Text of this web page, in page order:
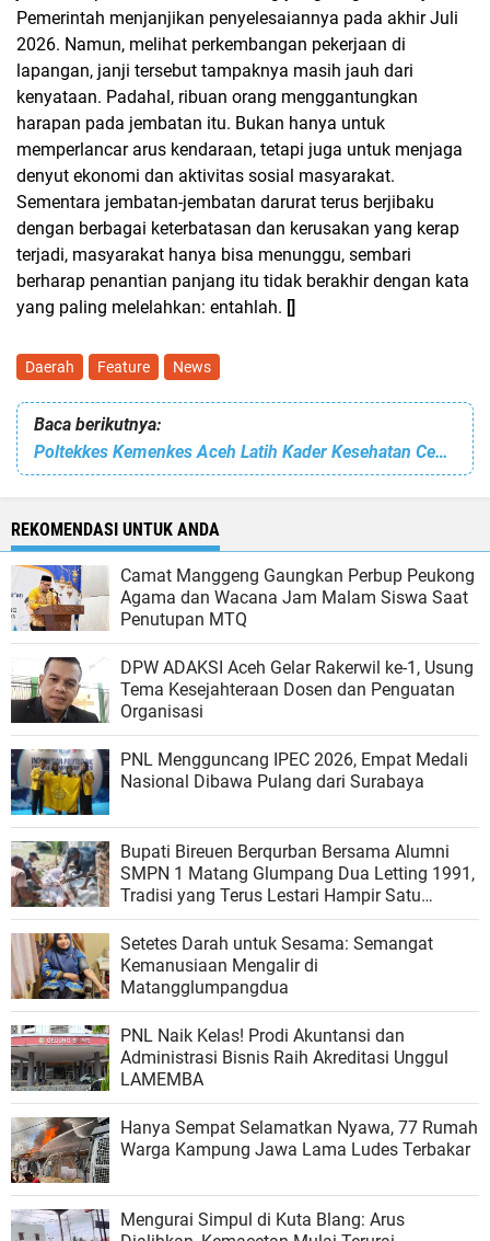
Pemerintah menjanjikan penyelesaiannya pada akhir Juli
2026. Namun, melihat perkembangan pekerjaan di
lapangan, janji tersebut tampaknya masih jauh dari
kenyataan. Padahal, ribuan orang menggantungkan
harapan pada jembatan itu. Bukan hanya untuk
memperlancar arus kendaraan, tetapi juga untuk menjaga
denyut ekonomi dan aktivitas sosial masyarakat.
Sementara jembatan-jembatan darurat terus berjibaku
dengan berbagai keterbatasan dan kerusakan yang kerap
terjadi, masyarakat hanya bisa menunggu, sembari
berharap penantian panjang itu tidak berakhir dengan kata
yang paling melelahkan: entahlah. []
Daerah Feature News
Baca berikutnya:
Poltekkes Kemenkes Aceh Latih Kader Kesehatan Cegah Stunting di Nisam melalui Program "Gasting"
REKOMENDASI UNTUK ANDA
Camat Manggeng Gaungkan Perbup Peukong
Agama dan Wacana Jam Malam Siswa Saat
Penutupan MTQ
DPW ADAKSI Aceh Gelar Rakerwil ke-1, Usung
Tema Kesejahteraan Dosen dan Penguatan
Organisasi
PNL Mengguncang IPEC 2026, Empat Medali
Nasional Dibawa Pulang dari Surabaya
Bupati Bireuen Berqurban Bersama Alumni
SMPN 1 Matang Glumpang Dua Letting 1991,
Tradisi yang Terus Lestari Hampir Satu
Dekade
Setetes Darah untuk Sesama: Semangat
Kemanusiaan Mengalir di
Matangglumpangdua
PNL Naik Kelas! Prodi Akuntansi dan
Administrasi Bisnis Raih Akreditasi Unggul
LAMEMBA
Hanya Sempat Selamatkan Nyawa, 77 Rumah
Warga Kampung Jawa Lama Ludes Terbakar
Mengurai Simpul di Kuta Blang: Arus